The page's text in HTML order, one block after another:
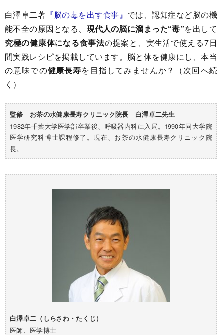
白澤卓二著 『脳の毒を出す食事』 では、認知症など脳の機
能不全の原因となる、 現代人の脳に溜まった“毒”を出して
究極の健康体になる食事法の提案と、実生活で使える7日
間実践レシピを掲載しています。脳と体を健康にし、本当
の意味での健康長寿を目指してみませんか？（次回へ続
く）
監修 お茶の水健康長寿クリニック院長 白澤卓二先生
1982年千葉大学医学部卒業後、呼吸器内科に入局。1990年同大学院
医学研究科博士課程修了。現在、お茶の水健康長寿クリニック院
長。
白澤卓二（しらさわ・たくじ）
医師、医学博士